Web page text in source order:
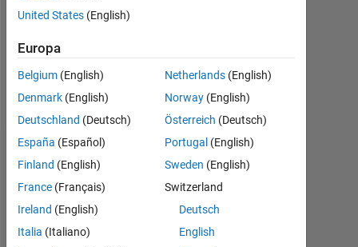
Statistik
United States (English)
Europa
Belgium (English)
Denmark (English)
Deutschland (Deutsch)
España (Español)
Finland (English)
France (Français)
Ireland (English)
Italia (Italiano)
Netherlands (English)
Norway (English)
Österreich (Deutsch)
Portugal (English)
Sweden (English)
Switzerland
Deutsch
English